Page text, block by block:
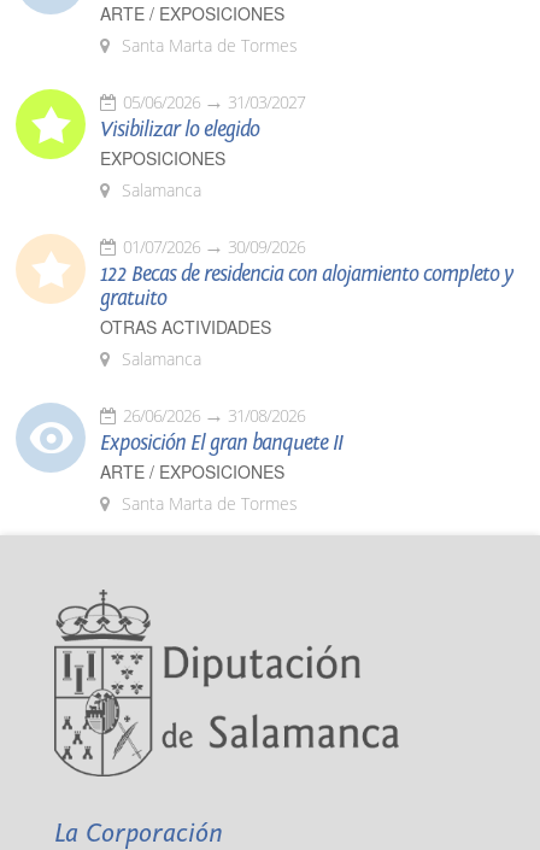
ARTE / EXPOSICIONES
Santa Marta de Tormes
05/06/2026 31/03/2027
Visibilizar lo elegido
EXPOSICIONES
Salamanca
01/07/2026 30/09/2026
122 Becas de residencia con alojamiento completo y
gratuito
OTRAS ACTIVIDADES
Salamanca
26/06/2026 31/08/2026
Exposición El gran banquete II
ARTE / EXPOSICIONES
Santa Marta de Tormes
La Corporación